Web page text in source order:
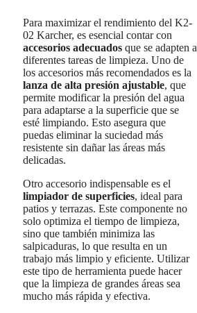
Para maximizar el rendimiento del K2-
02 Karcher, es esencial contar con
accesorios adecuados que se adapten a
diferentes tareas de limpieza. Uno de
los accesorios más recomendados es la
lanza de alta presión ajustable, que
permite modificar la presión del agua
para adaptarse a la superficie que se
esté limpiando. Esto asegura que
puedas eliminar la suciedad más
resistente sin dañar las áreas más
delicadas.
Otro accesorio indispensable es el
limpiador de superficies, ideal para
patios y terrazas. Este componente no
solo optimiza el tiempo de limpieza,
sino que también minimiza las
salpicaduras, lo que resulta en un
trabajo más limpio y eficiente. Utilizar
este tipo de herramienta puede hacer
que la limpieza de grandes áreas sea
mucho más rápida y efectiva.